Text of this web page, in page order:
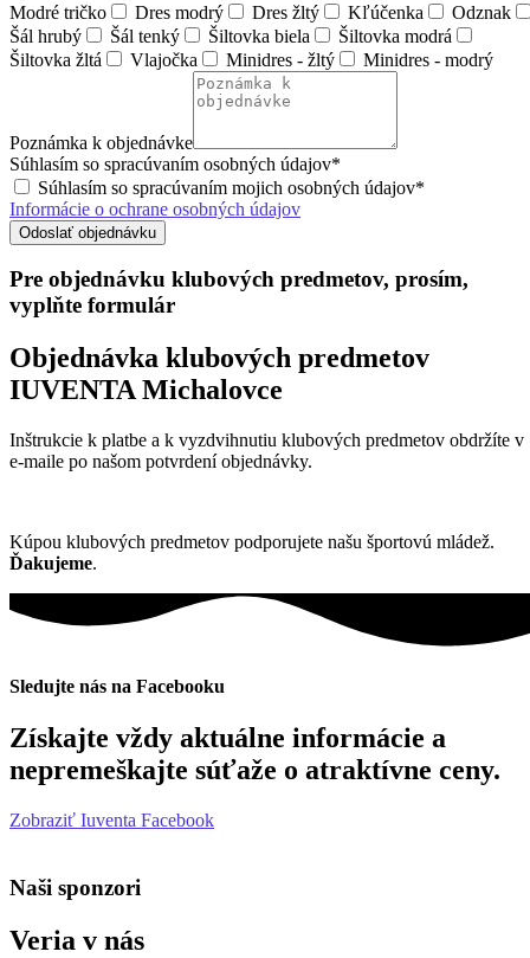
Modré tričko
Dres modrý Dres žltý Kľúčenka
Odznak
Šál hrubý
Šál tenký Šiltovka biela
Šiltovka modrá
Šiltovka žltá
Vlajočka Minidres - žltý Minidres - modrý
Poznámka k objednávke
Súhlasím so spracúvaním osobných údajov*
Súhlasím so spracúvaním mojich osobných údajov*
Informácie o ochrane osobných údajov
Odoslať objednávku
Pre objednávku klubových predmetov, prosím,
vyplňte formulár
Objednávka klubových predmetov
IUVENTA Michalovce
Inštrukcie k platbe a k vyzdvihnutiu klubových predmetov obdržíte v
e-maile po našom potvrdení objednávky.
Kúpou klubových predmetov podporujete našu športovú mládež.
Ďakujeme.
Sledujte nás na Facebooku
Získajte vždy aktuálne informácie a
nepremeškajte súťaže o atraktívne ceny.
Zobraziť Iuventa Facebook
Naši sponzori
Veria v nás